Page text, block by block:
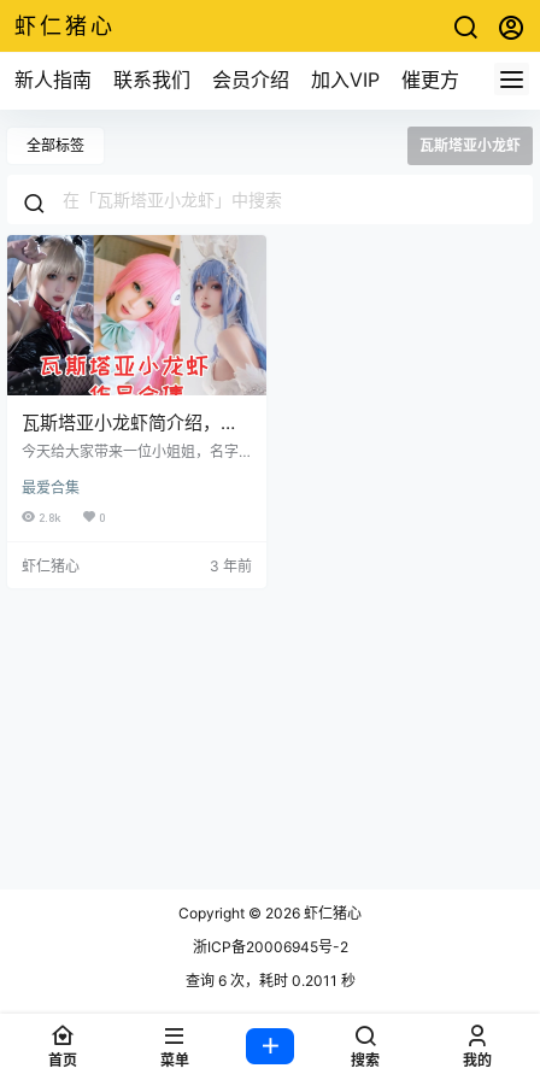
虾仁猪心
新人指南 联系我们 会员介绍 加入VIP 催更方式
全部标签 瓦斯塔亚小龙虾
瓦斯塔亚小龙虾简介绍，影
作品所有图集预览
今天给大家带来一位小姐姐，名字
料 名字：瓦斯塔亚小龙虾 生日：19
98-11-09 星座：天蝎座 出生：中国
i）：withKaisa 抖音：瓦斯塔亚小
最爱合集
2.8k 0
虾仁猪心 3 年前
Copyright © 2026 虾仁猪心
浙ICP备20006945号-2
查询 6 次，耗时 0.2011 秒
首页 菜单 搜索 我的